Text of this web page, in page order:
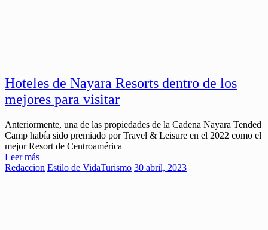
Hoteles de Nayara Resorts dentro de los
mejores para visitar
Anteriormente, una de las propiedades de la Cadena Nayara Tended
Camp había sido premiado por Travel & Leisure en el 2022 como el
mejor Resort de Centroamérica
Leer más
Redaccion Estilo de VidaTurismo 30 abril, 2023